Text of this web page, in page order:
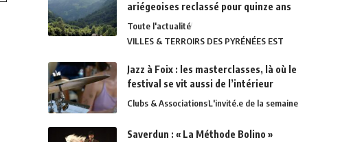
ariégeoises reclassé pour quinze ans
Toute l'actualité
VILLES & TERROIRS DES PYRÉNÉES EST
Jazz à Foix : les masterclasses, là où le
festival se vit aussi de l’intérieur
Clubs & AssociationsL'invité.e de la semaine
Saverdun : « La Méthode Bolino »